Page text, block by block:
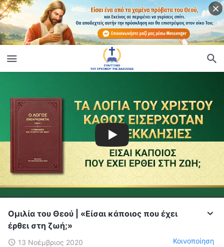
Ομιλία του Θεού | «Είσαι κάποιος που έχει
έρθει στη ζωή;»
13 Νοέμβριος 2020 Κοινοποίηση